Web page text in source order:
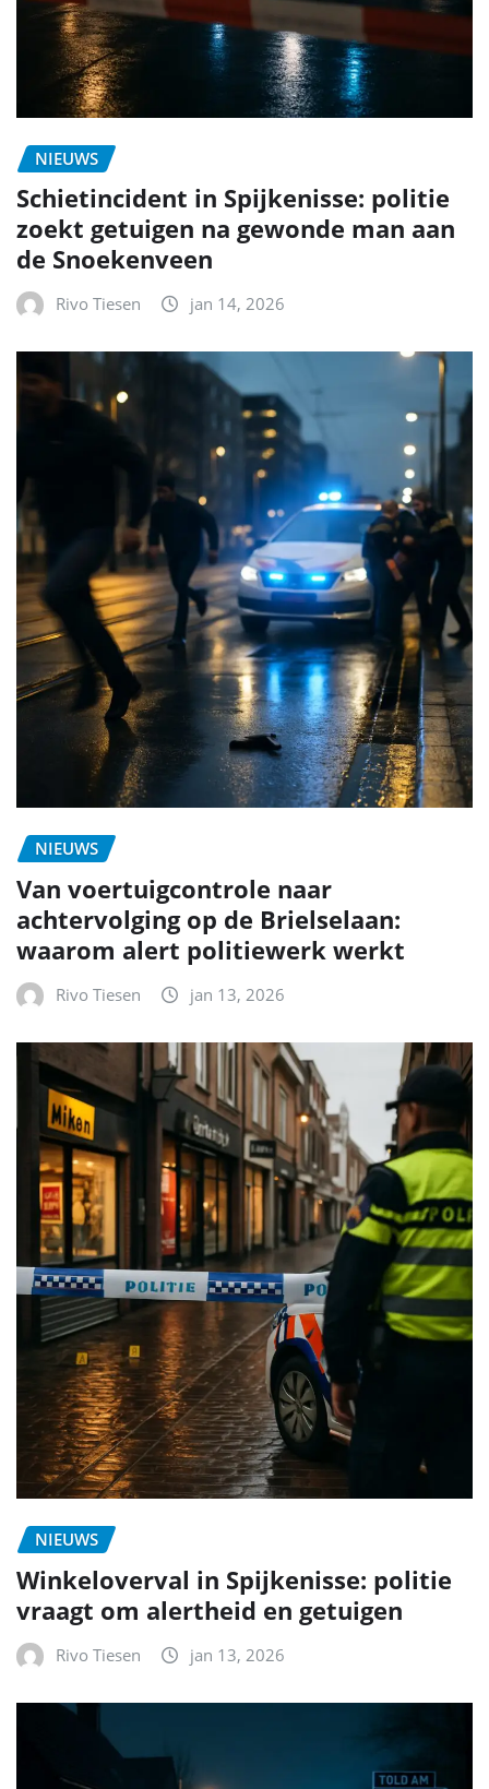
NIEUWS
Schietincident in Spijkenisse: politie
zoekt getuigen na gewonde man aan
de Snoekenveen
Rivo Tiesen jan 14, 2026
NIEUWS
Van voertuigcontrole naar
achtervolging op de Brielselaan:
waarom alert politiewerk werkt
Rivo Tiesen jan 13, 2026
NIEUWS
Winkeloverval in Spijkenisse: politie
vraagt om alertheid en getuigen
Rivo Tiesen jan 13, 2026